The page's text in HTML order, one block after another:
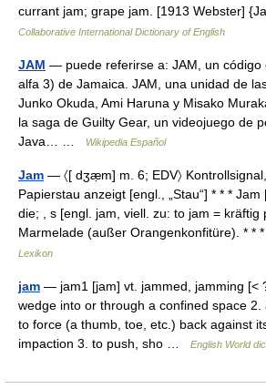
currant jam; grape jam. [1913 Webster]
Collaborative International Dictionary of English
JAM — puede referirse a: JAM, un código
alfa 3) de Jamaica. JAM, una unidad de
Junko Okuda, Ami Haruna y Misako
la saga de Guilty Gear, un videojuego de
Java… …
Wikipedia Español
Jam — 〈[ dʒæ̣m] m. 6; EDV〉
Papierstau anzeigt [engl., „Stau“] * * *
die; , s [engl. jam, viell. zu: to jam = kräftig
Marmelade (außer Orangenkonfitüre). *
Lexikon
jam — jam1 [jam] vt. jammed, jamming [<
wedge into or through a confined space
to force (a thumb, toe, etc.) back against
impaction 3. to push, sho …
English World